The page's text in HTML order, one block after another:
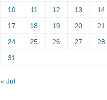
10 11 12 13 14
17 18 19 20 21
24 25 26 27 28
31
« Jul